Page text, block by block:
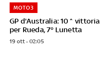
GP d'Australia: 10^ vittoria
per Rueda, 7° Lunetta
MOTO3
19 ott - 02:05